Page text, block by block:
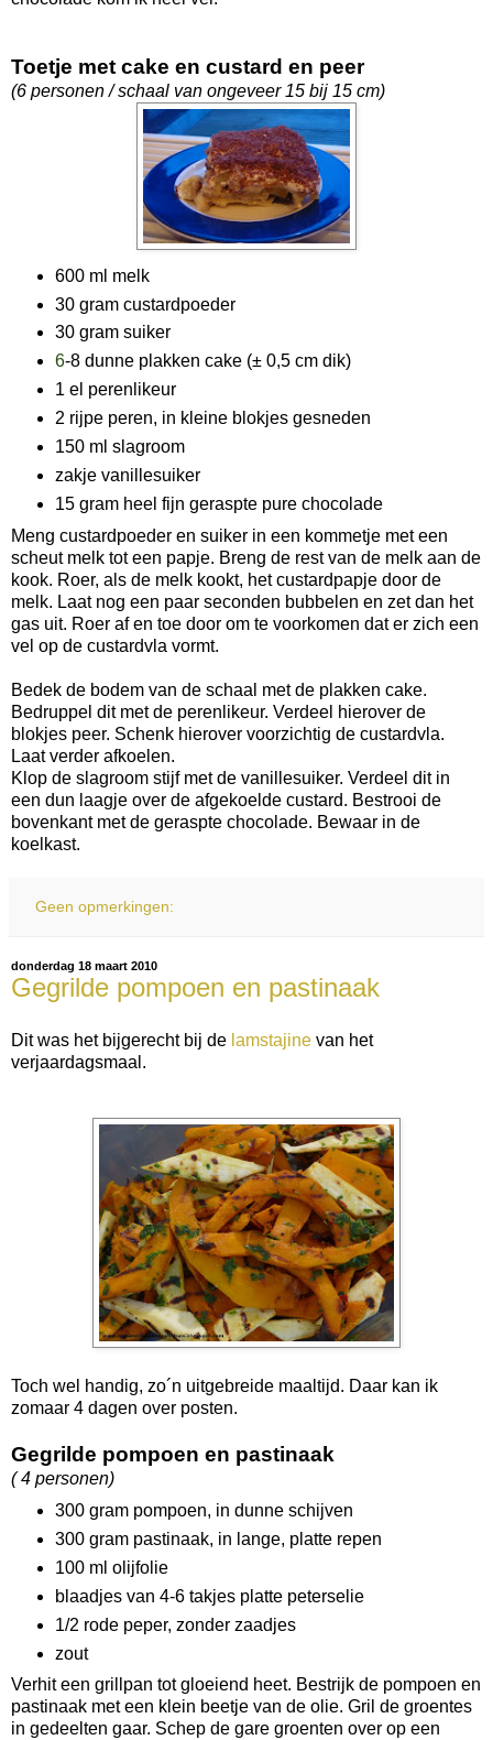
Toetje met cake en custard en peer
(6 personen / schaal van ongeveer 15 bij 15 cm)
600 ml melk
30 gram custardpoeder
30 gram suiker
6-8 dunne plakken cake (± 0,5 cm dik)
1 el perenlikeur
2 rijpe peren, in kleine blokjes gesneden
150 ml slagroom
zakje vanillesuiker
15 gram heel fijn geraspte pure chocolade
Meng custardpoeder en suiker in een kommetje met een
scheut melk tot een papje. Breng de rest van de melk aan de
kook. Roer, als de melk kookt, het custardpapje door de
melk. Laat nog een paar seconden bubbelen en zet dan het
gas uit. Roer af en toe door om te voorkomen dat er zich een
vel op de custardvla vormt.
Bedek de bodem van de schaal met de plakken cake.
Bedruppel dit met de perenlikeur. Verdeel hierover de
blokjes peer. Schenk hierover voorzichtig de custardvla.
Laat verder afkoelen.
Klop de slagroom stijf met de vanillesuiker. Verdeel dit in
een dun laagje over de afgekoelde custard. Bestrooi de
bovenkant met de geraspte chocolade. Bewaar in de
koelkast.
Geen opmerkingen:
donderdag 18 maart 2010
Gegrilde pompoen en pastinaak
Dit was het bijgerecht bij de lamstajine van het
verjaardagsmaal.
Toch wel handig, zo´n uitgebreide maaltijd. Daar kan ik
zomaar 4 dagen over posten.
Gegrilde pompoen en pastinaak
( 4 personen)
300 gram pompoen, in dunne schijven
300 gram pastinaak, in lange, platte repen
100 ml olijfolie
blaadjes van 4-6 takjes platte peterselie
1/2 rode peper, zonder zaadjes
zout
Verhit een grillpan tot gloeiend heet. Bestrijk de pompoen en
pastinaak met een klein beetje van de olie. Gril de groentes
in gedeelten gaar. Schep de gare groenten over op een